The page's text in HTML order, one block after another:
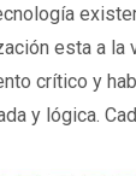
esta a la
crítico y
y lógica.